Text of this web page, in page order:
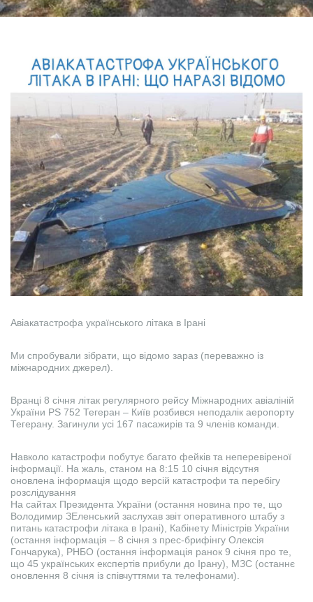
Авіакатастрофа українського літака в Ірані
Ми спробували зібрати, що відомо зараз (переважно із
міжнародних джерел).
Вранці 8 січня літак регулярного рейсу Міжнародних авіаліній
України PS 752 Тегеран – Київ розбився неподалік аеропорту
Тегерану. Загинули усі 167 пасажирів та 9 членів команди.
Навколо катастрофи побутує багато фейків та неперевіреної
інформації. На жаль, станом на 8:15 10 січня відсутня
оновлена інформація щодо версій катастрофи та перебігу
розслідування
На сайтах Президента України (остання новина про те, що
Володимир ЗЕленський заслухав звіт оперативного штабу з
питань катастрофи літака в Ірані), Кабінету Міністрів України
(остання інформація – 8 січня з прес-брифінгу Олексія
Гончарука), РНБО (остання інформація ранок 9 січня про те,
що 45 українських експертів прибули до Ірану), МЗС (останнє
оновлення 8 січня із співчуттями та телефонами).